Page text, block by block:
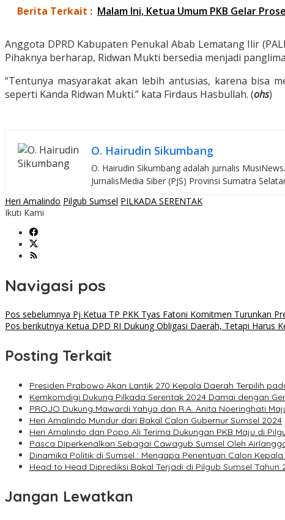
Berita Terkait : Malam Ini, Ketua Umum PKB Gelar
Anggota DPRD Kabupaten Penukal Abab Lematang Ilir
Pihaknya berharap, Ridwan Mukti bersedia menjadi
“Tentunya masyarakat akan lebih antusias, karena bisa
seperti Kanda Ridwan Mukti.” kata Firdaus Hasbullah. (ohs)
O. Hairudin Sikumbang
O. Hairudin Sikumbang adalah jurnalis
JurnalisMedia Siber (PJS) Provinsi Sumatra
Heri Amalindo Pilgub Sumsel PILKADA SERENTAK
Ikuti Kami
Navigasi pos
Pos sebelumnya Pj Ketua TP PKK Tyas Fatoni Komitmen Turunkan
Pos berikutnya Ketua DPD RI Dukung Obligasi Daerah, Tetapi Harus
Posting Terkait
Presiden Prabowo Akan Lantik 270 Kepala Daerah Terpilih
Kemkomdigi Dukung Pilkada Serentak 2024 Damai dengan
PROJO Dukung Mawardi Yahya dan R.A. Anita Noeringhati
Heri Amalindo Mundur dari Bakal Calon Gubernur Sumsel 2024
Heri Amalindo dan Popo Ali Terima Dukungan PKB Maju di
Pasca Diperkenalkan Sebagai Cawagub Sumsel Oleh
Dinamika Politik di Sumsel : Mengapa Penentuan Calon
Head to Head Diprediksi Bakal Terjadi di Pilgub Sumsel Tahun
Jangan Lewatkan